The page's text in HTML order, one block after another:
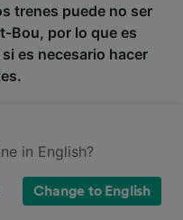
trenes puede no ser
Bou, por lo que es
es necesario hacer
Avant
Distancia
in English?
Change to English